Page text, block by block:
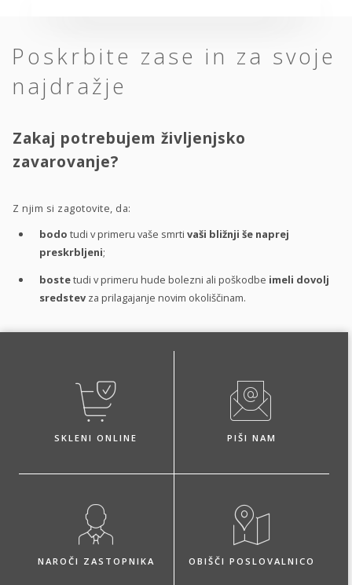
Poskrbite zase in za svoje
najdražje
Zakaj potrebujem življenjsko
zavarovanje?
Z njim si zagotovite, da:
bodo tudi v primeru vaše smrti vaši bližnji še naprej
preskrbljeni;
bostetudi v primeru hude bolezni ali poškodbe imeli dovolj
sredstev za prilagajanje novim okoliščinam.
SKLENI ONLINE PIŠI NAM
NAROČI ZASTOPNIKA OBIŠČI POSLOVALNICO